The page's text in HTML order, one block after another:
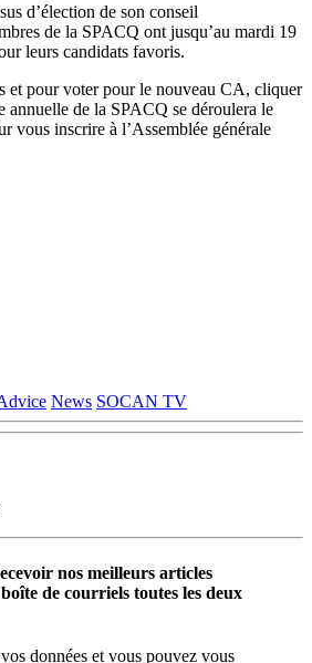
d’élection de son conseil
de la SPACQ ont jusqu’au mardi 19
leurs candidats favoris.
et pour voter pour le nouveau CA, cliquer
annuelle de la SPACQ se déroulera le
vous inscrire à l’Assemblée générale
News SOCAN TV
nos meilleurs articles
de courriels toutes les deux
données et vous pouvez vous